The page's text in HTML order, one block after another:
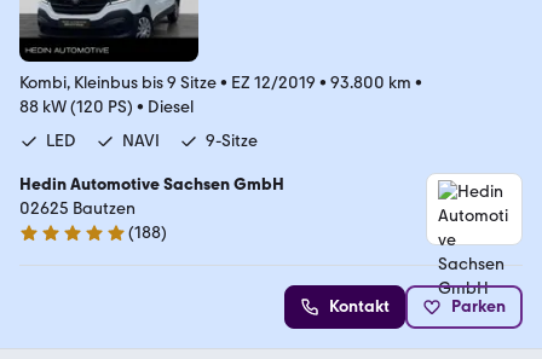
Kombi, Kleinbus bis 9 Sitze• EZ 12/2019 • 93.800 km •
88 kW (120 PS) • Diesel
LED
NAVI 9-Sitze
Hedin Automotive Sachsen GmbH
02625 Bautzen
4.8 Sterne
(188)
Kontakt Parken